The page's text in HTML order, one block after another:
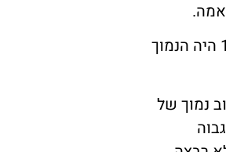
אחוז החלבון נמצא תקין בכל הזנים והקווים (בממוצע 12.1%), הצטיין הקו אג 87 עם 13.5% חלבון, הקו הז 115 היה הנמוך
ש 4632 והז. 115 היו עם גלוטן רטוב נמוך של
גלוטן גבוה